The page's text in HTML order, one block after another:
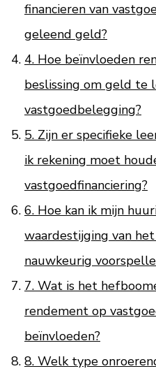
financieren van
geleend geld?
4. Hoe beïnvloeden
beslissing om geld te
vastgoedbelegging?
5. Zijn er specifieke
ik rekening moet
vastgoedfinanciering?
6. Hoe kan ik mijn
waardestijging van
nauwkeurig
7. Wat is het
rendement op
beïnvloeden?
8. Welk type